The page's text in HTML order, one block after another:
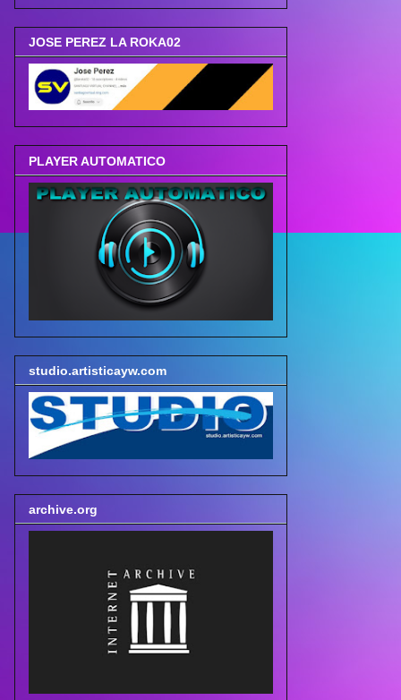
JOSE PEREZ LA ROKA02
PLAYER AUTOMATICO
studio.artisticayw.com
archive.org